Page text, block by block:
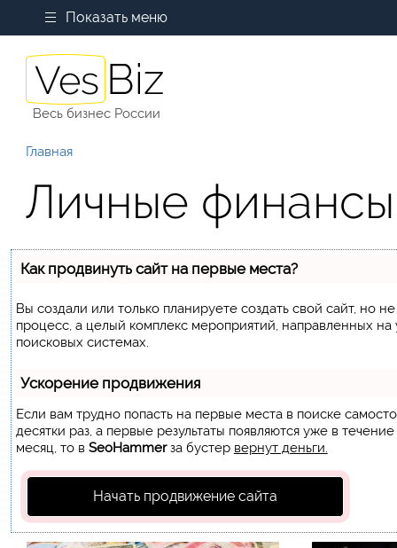
Показать меню
Весь бизнес России
Главная
Личные финансы
Как продвинуть сайт на первые места?
Вы создали или только планируете создать свой сайт, но
процесс, а целый комплекс мероприятий, направленных
поисковых системах.
Ускорение продвижения
Если вам трудно попасть на первые места в поиске
десятки раз, а первые результаты появляются уже в
месяц, то в SeoHammerза бустер вернут деньги.
Начать продвижение сайта